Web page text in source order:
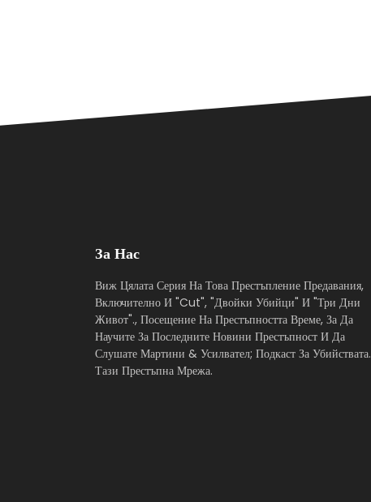
За Нас
Виж Цялата Серия На Това Престъпление Предавания,
Включително И "Cut", "Двойки Убийци" И "Три Дни
Живот"., Посещение На Престъпността Време, За Да
Научите За Последните Новини Престъпност И Да
Слушате Мартини & Усилвател; Подкаст За Убийствата.
Тази Престъпна Мрежа.